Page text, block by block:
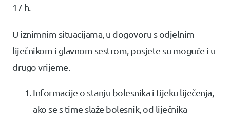
17 h.
U iznimnim situacijama, u dogovoru s odjelnim
liječnikom i glavnom sestrom, posjete su moguće i u
drugo vrijeme.
Informacije o stanju bolesnika i tijeku liječenja,
ako se s time slaže bolesnik, od liječnika